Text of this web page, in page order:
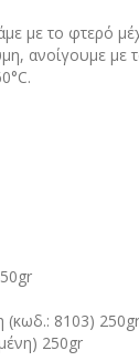
με το φτερό
ανοίγουμε
(κωδ.: 8103) 250gr
250gr